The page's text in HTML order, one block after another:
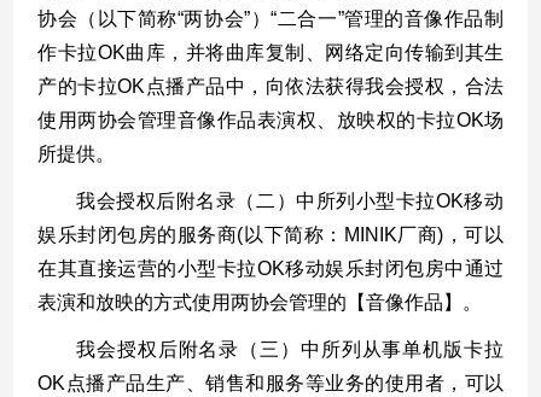
协会（以下简称“两协会”）“二合一”管理的音像作品制
作卡拉OK曲库，并将曲库复制、网络定向传输到其生
产的卡拉OK点播产品中，向依法获得我会授权，合法
使用两协会管理音像作品表演权、放映权的卡拉OK场
所提供。
我会授权后附名录（二）中所列小型卡拉OK移动
娱乐封闭包房的 服务商(以下简称：MINIK厂商)，可以
在其直接运营的小型卡拉OK移动娱乐封闭包房中通过
表演和放映的方式使用两协会管理的【音像作品】。
我会授权后附名录（三）中所列从事单机版卡拉
OK点播产品生产、销售和服务等业务的使用者，可以